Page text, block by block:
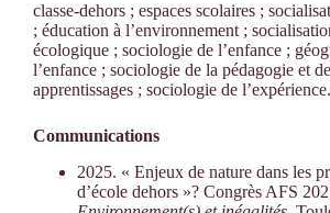
classe-dehors ; espaces scolaires ;
; éducation à l’environnement ;
écologique ; sociologie de l’enfance ;
l’enfance ; sociologie de la pédagogie et
apprentissages ; sociologie de l’expérience.
Communications
2025. « Enjeux de nature dans les
d’école dehors »? Congrès AFS